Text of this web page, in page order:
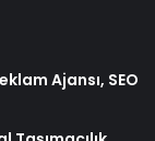
Ajansı, SEO